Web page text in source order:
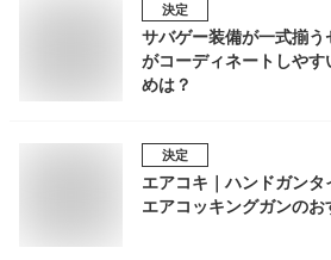
決定
サバゲー装備が一式揃う
がコーディネートしやす
めは？
決定
エアコキ｜ハンドガンタ
エアコッキングガンのお